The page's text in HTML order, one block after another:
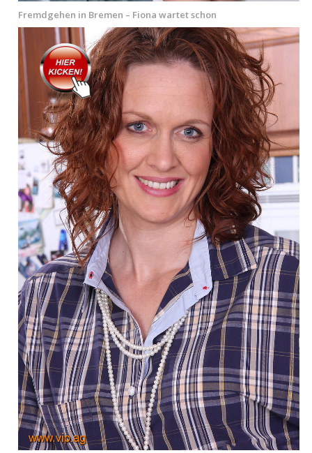
Fremdgehen in Bremen – Fiona wartet schon